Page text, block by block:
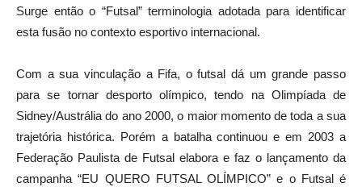
Surge então o “Futsal” terminologia adotada para identificar
esta fusão no contexto esportivo internacional.
Com a sua vinculação a Fifa, o futsal dá um grande passo
para se tornar desporto olímpico, tendo na Olimpíada de
Sidney/Austrália do ano 2000, o maior momento de toda a sua
trajetória histórica. Porém a batalha continuou e em 2003 a
Federação Paulista de Futsal elabora e faz o lançamento da
campanha “EU QUERO FUTSAL OLÍMPICO” e o Futsal é